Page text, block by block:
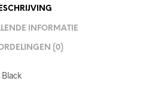
INFORMATIE
(0)